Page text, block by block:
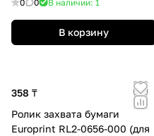
0 0 В наличии: 1
В корзину
358 ₸
Ролик захвата бумаги
Europrint RL2-0656-000 (для